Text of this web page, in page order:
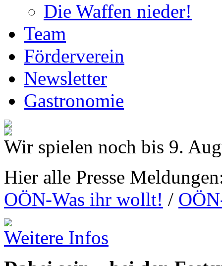
Die Waffen nieder!
Team
Förderverein
Newsletter
Gastronomie
Wir spielen noch bis 9.
Hier alle Presse
OÖN-Was ihr wollt! /
Weitere Infos